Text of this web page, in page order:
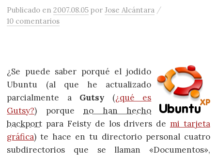
Publicado en2007.08.05 porJose Alcántara /
10 comentarios
¿Se puede saber porqué el jodido
Ubuntu (al que he actualizado
parcialmente a Gutsy (¿qué es
Gutsy?) porque no han hecho
backport para Feisty de los drivers de mi tarjeta
gráfica) te hace en tu directorio personal cuatro
subdirectorios que se llaman «Documentos»,